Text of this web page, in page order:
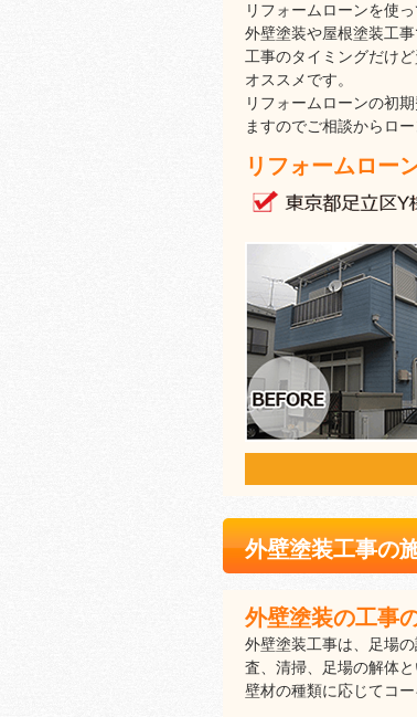
リフォームローンを使
外壁塗装や屋根塗装工
工事のタイミングだけ
オススメです。
リフォームローンの初
ますのでご相談からロ
リフォームロー
外壁塗装工事の
外壁塗装の工事
外壁塗装工事は、足場
査、清掃、足場の解体
壁材の種類に応じてコ